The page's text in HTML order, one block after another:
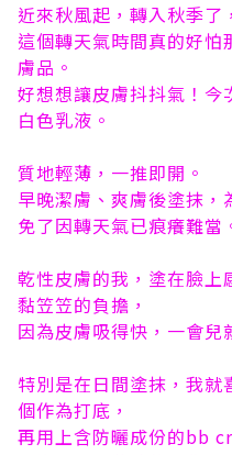
近來秋風起，轉入秋季了，
這個轉天氣時間真的好
膚品。
好想想讓皮膚抖抖氣！今
白色乳液。
質地輕薄，一推即開。
早晚潔膚、爽膚後塗抹
免了因轉天氣已痕癢難當
乾性皮膚的我，塗在臉上
黏笠笠的負擔，
因為皮膚吸得快，一會兒
特別是在日間塗抹，我
個作為打底，
再用上含防曬成份的bb